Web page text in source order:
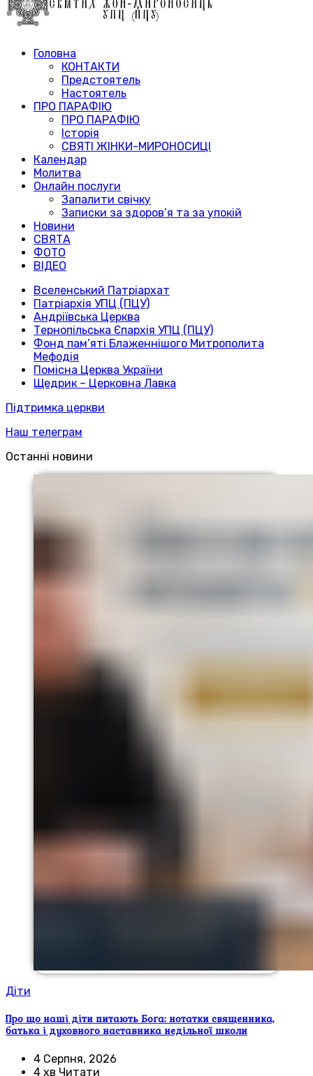
Головна
КОНТАКТИ
Предстоятель
Настоятель
ПРО ПАРАФІЮ
ПРО ПАРАФІЮ
Історія
СВЯТІ ЖІНКИ-МИРОНОСИЦІ
Календар
Молитва
Онлайн послуги
Запалити свічку
Записки за здоров’я та за упокій
Новини
СВЯТА
ФОТО
ВІДЕО
Вселенський Патріархат
Патріархія УПЦ (ПЦУ)
Андріївська Церква
Тернопільська Єпархія УПЦ (ПЦУ)
Фонд пам’яті Блаженнішого Митрополита
Мефодія
Помісна Церква України
Щедрик – Церковна Лавка
Підтримка церкви
Наш телеграм
Останні новини
Діти
Про що наші діти питають Бога: нотатки священника,
батька і духовного наставника недільної школи
4 Серпня, 2026
4 хв Читати